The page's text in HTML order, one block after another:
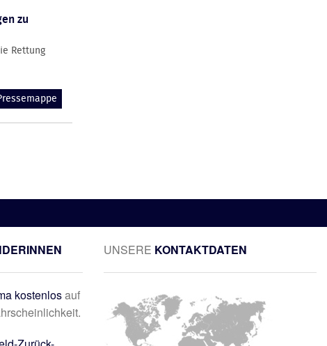
zu
Rettung
kostenlosauf
UNSERE KONTAKTDATEN